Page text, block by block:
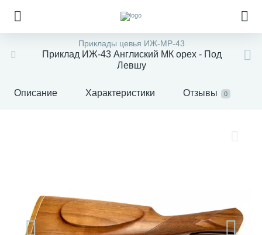
Приклады цевья ИЖ-МР-43
Приклад ИЖ-43 Англиский МК орех - Под
Левшу
Описание Характеристики Отзывы 0